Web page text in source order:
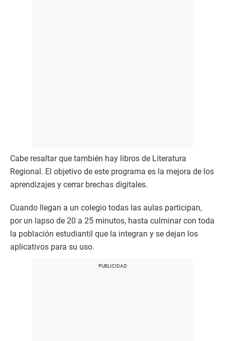
Cabe resaltar que también hay libros de Literatura
Regional. El objetivo de este programa es la mejora de los
aprendizajes y cerrar brechas digitales.
Cuando llegan a un colegio todas las aulas participan,
por un lapso de 20 a 25 minutos, hasta culminar con toda
la población estudiantil que la integran y se dejan los
aplicativos para su uso.